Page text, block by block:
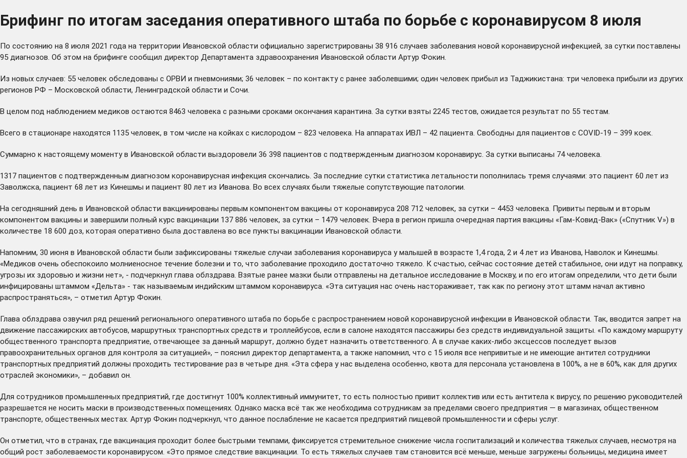
Брифинг по итогам заседания оперативного штаба по борьбе с коронавирусом 8 июля
По состоянию на 8 июля 2021 года на территории Ивановской области официально зарегистрированы 38 916 случаев заболевания новой коронавирусной инфекцией, за сутки поставлены
95 диагнозов. Об этом на брифинге сообщил директор Департамента здравоохранения Ивановской области Артур Фокин.
Из новых случаев: 55 человек обследованы с ОРВИ и пневмониями; 36 человек – по контакту с ранее заболевшими; один человек прибыл из Таджикистана: три человека прибыли из других
регионов РФ – Московской области, Ленинградской области и Сочи.
В целом под наблюдением медиков остаются 8463 человека с разными сроками окончания карантина. За сутки взяты 2245 тестов, ожидается результат по 55 тестам.
Всего в стационаре находятся 1135 человек, в том числе на койках с кислородом – 823 человека. На аппаратах ИВЛ – 42 пациента. Свободны для пациентов с COVID-19 – 399 коек.
Суммарно к настоящему моменту в Ивановской области выздоровели 36 398 пациентов с подтвержденным диагнозом коронавирус. За сутки выписаны 74 человека.
1317 пациентов с подтвержденным диагнозом коронавирусная инфекция скончались. За последние сутки статистика летальности пополнилась тремя случаями: это пациент 60 лет из
Заволжска, пациент 68 лет из Кинешмы и пациент 80 лет из Иванова. Во всех случаях были тяжелые сопутствующие патологии.
На сегодняшний день в Ивановской области вакцинированы первым компонентом вакцины от коронавируса 208 712 человек, за сутки – 4453 человека. Привиты первым и вторым
компонентом вакцины и завершили полный курс вакцинации 137 886 человек, за сутки – 1479 человек. Вчера в регион пришла очередная партия вакцины «Гам-Ковид-Вак» («Спутник V») в
количестве 18 600 доз, которая оперативно была доставлена во все пункты вакцинации Ивановской области.
Напомним, 30 июня в Ивановской области были зафиксированы тяжелые случаи заболевания коронавируса у малышей в возрасте 1,4 года, 2 и 4 лет из Иванова, Наволок и Кинешмы.
«Медиков очень обеспокоило молниеносное течение болезни и то, что заболевание проходило достаточно тяжело. К счастью, сейчас состояние детей стабильное, они идут на поправку,
угрозы их здоровью и жизни нет», - подчеркнул глава облздрава. Взятые ранее мазки были отправлены на детальное исследование в Москву, и по его итогам определили, что дети были
инфицированы штаммом «Дельта» - так называемым индийским штаммом коронавируса. «Эта ситуация нас очень настораживает, так как по региону этот штамм начал активно
распространяться», – отметил Артур Фокин.
Глава облздрава озвучил ряд решений регионального оперативного штаба по борьбе с распространением новой коронавирусной инфекции в Ивановской области. Так, вводится запрет на
движение пассажирских автобусов, маршрутных транспортных средств и троллейбусов, если в салоне находятся пассажиры без средств индивидуальной защиты. «По каждому маршруту
общественного транспорта предприятие, отвечающее за данный маршрут, должно будет назначить ответственного. А в случае каких-либо эксцессов последует вызов
правоохранительных органов для контроля за ситуацией», – пояснил директор департамента, а также напомнил, что с 15 июля все непривитые и не имеющие антител сотрудники
транспортных предприятий должны проходить тестирование раз в четыре дня. «Эта сфера у нас выделена особенно, квота для персонала установлена в 100%, а не в 60%, как для других
отраслей экономики», – добавил он.
Для сотрудников промышленных предприятий, где достигнут 100% коллективный иммунитет, то есть полностью привит коллектив или есть антитела к вирусу, по решению руководителей
разрешается не носить маски в производственных помещениях. Однако маска всё так же необходима сотрудникам за пределами своего предприятия — в магазинах, общественном
транспорте, общественных местах. Артур Фокин подчеркнул, что данное послабление не касается предприятий пищевой промышленности и сферы услуг.
Он отметил, что в странах, где вакцинация проходит более быстрыми темпами, фиксируется стремительное снижение числа госпитализаций и количества тяжелых случаев, несмотря на
общий рост заболеваемости коронавирусом. «Это прямое следствие вакцинации. То есть тяжелых случаев там становится всё меньше, меньше загружены больницы, медицина имеет